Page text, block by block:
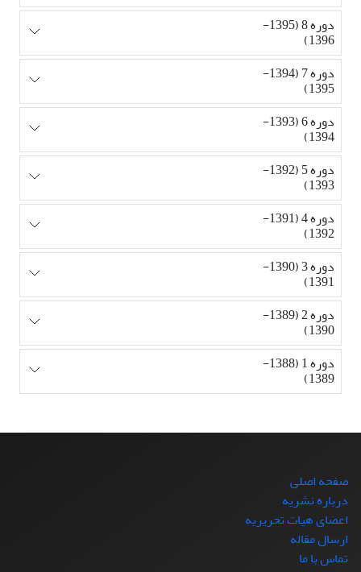
دوره 8 (1395-
1396)
دوره 7 (1394-
1395)
دوره 6 (1393-
1394)
دوره 5 (1392-
1393)
دوره 4 (1391-
1392)
دوره 3 (1390-
1391)
دوره 2 (1389-
1390)
دوره 1 (1388-
1389)
صفحه اصلی
درباره نشریه
اعضای هیات تحریریه
ارسال مقاله
تماس با ما